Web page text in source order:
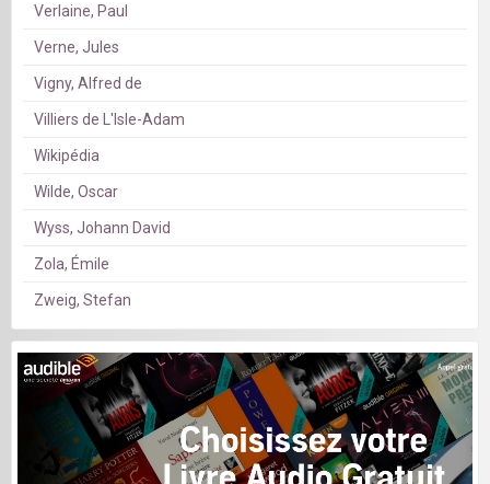
Verlaine, Paul
Verne, Jules
Vigny, Alfred de
Villiers de L'Isle-Adam
Wikipédia
Wilde, Oscar
Wyss, Johann David
Zola, Émile
Zweig, Stefan